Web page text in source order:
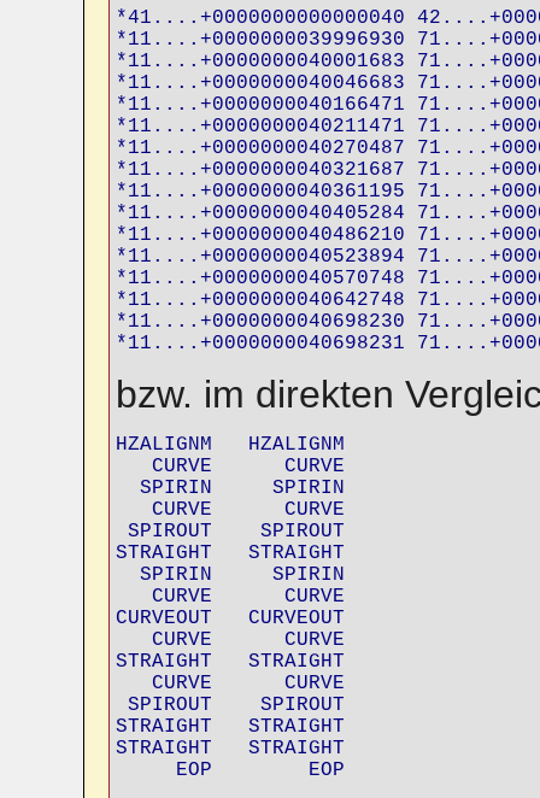
*41....+0000000000000040
*11....+0000000039996930
*11....+0000000040001683
*11....+0000000040046683
*11....+0000000040166471
*11....+0000000040211471
*11....+0000000040270487
*11....+0000000040321687
*11....+0000000040361195
*11....+0000000040405284
*11....+0000000040486210
*11....+0000000040523894
*11....+0000000040570748
*11....+0000000040642748
*11....+0000000040698230
*11....+0000000040698231
bzw. im direkten
HZALIGNM   HZALIGNM
   CURVE      CURVE
  SPIRIN     SPIRIN
   CURVE      CURVE
SPIROUT    SPIROUT
STRAIGHT   STRAIGHT
  SPIRIN     SPIRIN
   CURVE      CURVE
CURVEOUT   CURVEOUT
   CURVE      CURVE
STRAIGHT   STRAIGHT
   CURVE      CURVE
SPIROUT    SPIROUT
STRAIGHT   STRAIGHT
STRAIGHT   STRAIGHT
     EOP        EOP